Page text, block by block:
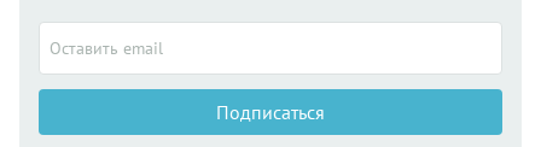
Подписаться